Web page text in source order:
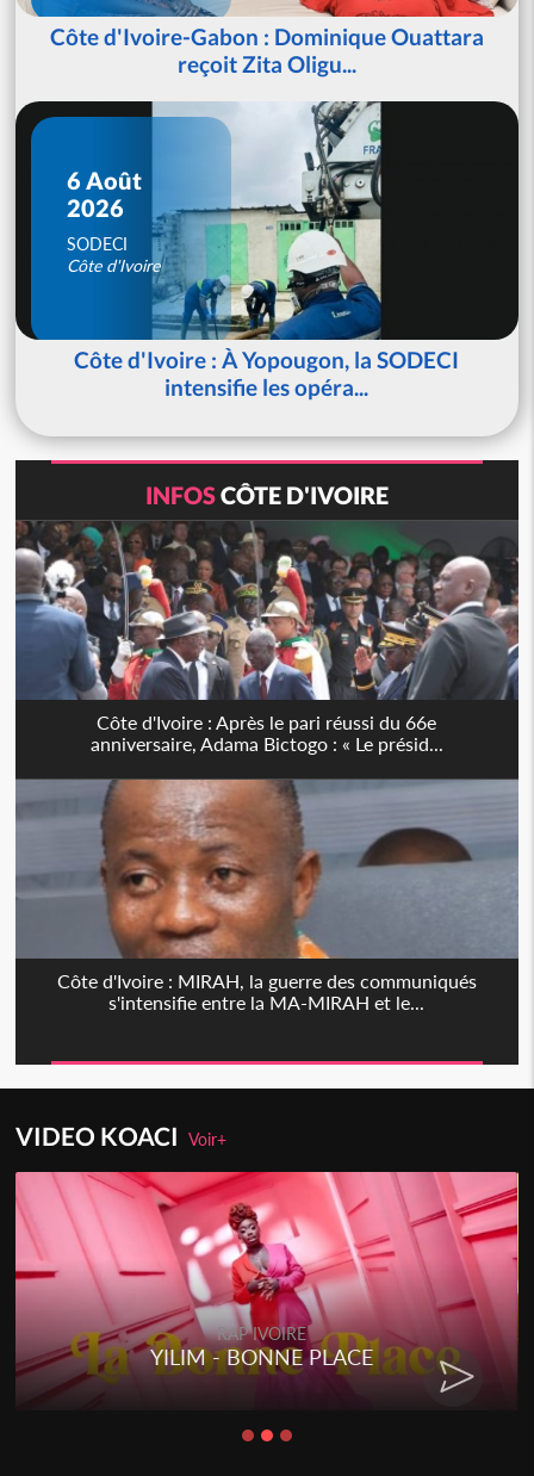
Côte d'Ivoire-Gabon : Dominique Ouattara
reçoit Zita Oligu...
6 Août
2026
SODECI
Côte d'Ivoire
Côte d'Ivoire : À Yopougon, la SODECI
intensifie les opéra...
INFOSCÔTE D'IVOIRE
Côte d'Ivoire : Après le pari réussi du 66e
anniversaire, Adama Bictogo : « Le présid...
Côte d'Ivoire : MIRAH, la guerre des communiqués
s'intensifie entre la MA-MIRAH et le...
VIDEO KOACIVoir+
RAP IVOIRE
YILIM - BONNE PLACE